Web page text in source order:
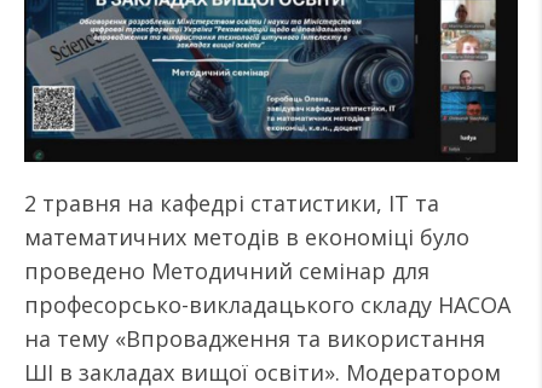
2 травня на кафедрі статистики, ІТ та
математичних методів в економіці було
проведено Методичний семінар для
професорсько-викладацького складу НАСОА
на тему «Впровадження та використання
ШІ в закладах вищої освіти». Модератором